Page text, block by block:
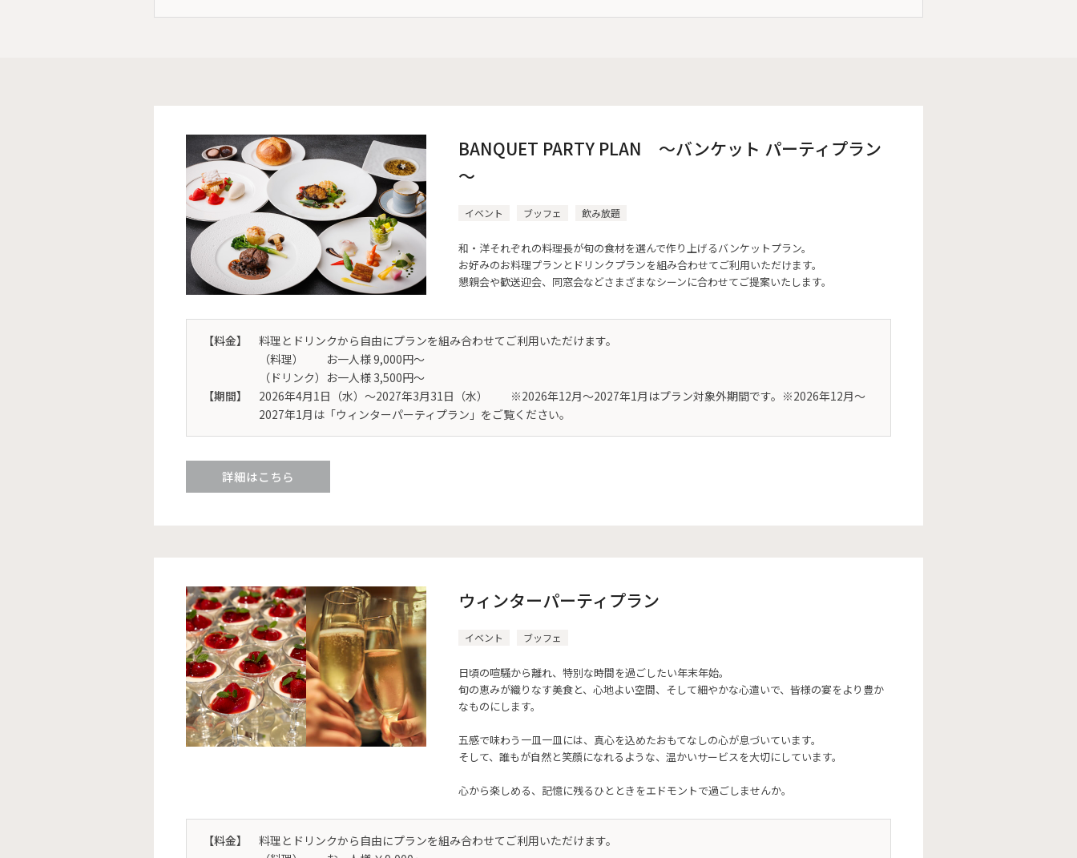
BANQUET PARTY PLAN ～バンケット パーティプラン
～
イベント ブッフェ 飲み放題
和・洋それぞれの料理長が旬の食材を選んで作り上げるバンケットプラン。
お好みのお料理プランとドリンクプランを組み合わせてご利用いただけます。
懇親会や歓送迎会、同窓会などさまざまなシーンに合わせてご提案いたします。
【料金】
料理とドリンクから自由にプランを組み合わせてご利用いただけます。
（料理） お一人様 9,000円～
（ドリンク）お一人様 3,500円～
【期間】
2026年4月1日（水）～2027年3月31日（水） ※2026年12月～2027年1月はプラン対象外期間です。※2026年12月～
2027年1月は「ウィンターパーティプラン」をご覧ください。
詳細はこちら
ウィンターパーティプラン
イベント ブッフェ
日頃の喧騒から離れ、特別な時間を過ごしたい年末年始。
旬の恵みが織りなす美食と、心地よい空間、そして細やかな心遣いで、皆様の宴をより豊か
なものにします。
五感で味わう一皿一皿には、真心を込めたおもてなしの心が息づいています。
そして、誰もが自然と笑顔になれるような、温かいサービスを大切にしています。
心から楽しめる、記憶に残るひとときをエドモントで過ごしませんか。
【料金】
料理とドリンクから自由にプランを組み合わせてご利用いただけます。